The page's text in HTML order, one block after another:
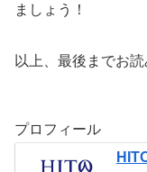
ましょう！
以上、最後までお
プロフィール